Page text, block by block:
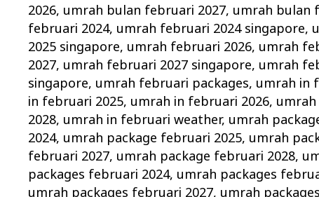
2026, umrah bulan februari 2027, umrah bulan
februari 2024, umrah februari 2024 singapore,
2025 singapore, umrah februari 2026, umrah
2027, umrah februari 2027 singapore, umrah
singapore, umrah februari packages, umrah in
in februari 2025, umrah in februari 2026,
2028, umrah in februari weather, umrah
2024, umrah package februari 2025, umrah
februari 2027, umrah package februari 2028,
packages februari 2024, umrah packages